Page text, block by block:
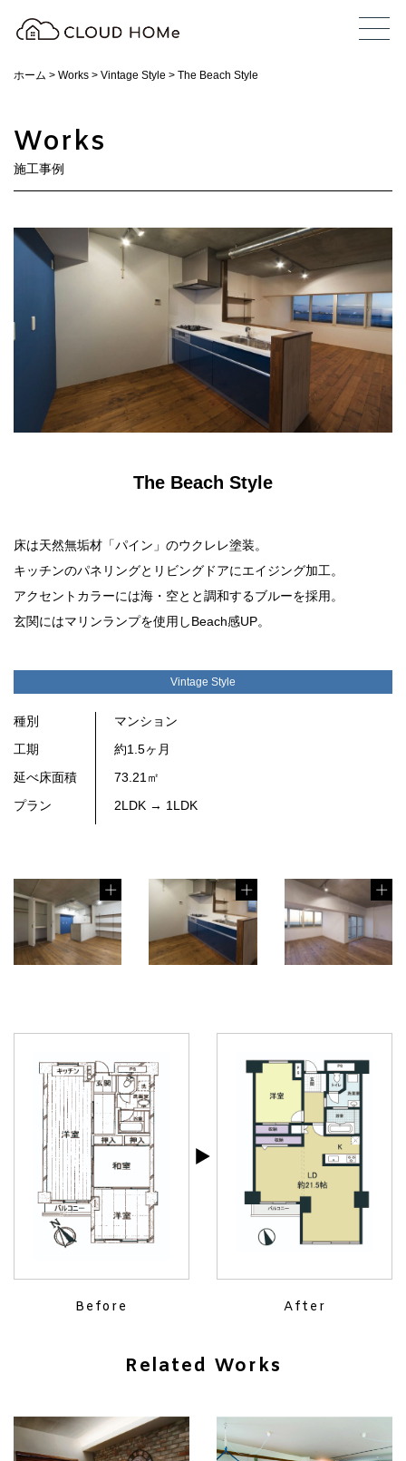
ホーム > Works > Vintage Style > The Beach Style
Works
施工事例
The Beach Style
床は天然無垢材「パイン」のウクレレ塗装。
キッチンのパネリングとリビングドアにエイジング加工。
アクセントカラーには海・空とと調和するブルーを採用。
玄関にはマリンランプを使用しBeach感UP。
Vintage Style
種別
マンション
工期
約1.5ヶ月
延べ床面積
73.21㎡
プラン
2LDK → 1LDK
Before After
Related Works